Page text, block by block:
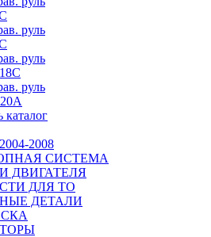
руль
руль
руль
каталог
2008
СИСТЕМА
ДВИГАТЕЛЯ
ДЛЯ ТО
ДЕТАЛИ